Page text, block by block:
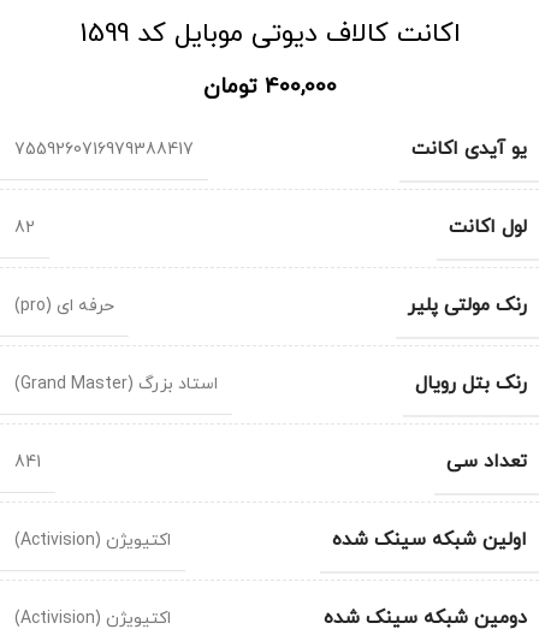
اکانت کالاف دیوتی موبایل کد 1599
400,000 تومان
یو آیدی اکانت 7559260716979388417
لول اکانت 82
رنک مولتی پلیر حرفه ای (pro)
رنک بتل رویال استاد بزرگ (Grand Master)
تعداد سی 841
اولین شبکه سینک شده اکتیویژن (Activision)
دومین شبکه سینک شده اکتیویژن (Activision)